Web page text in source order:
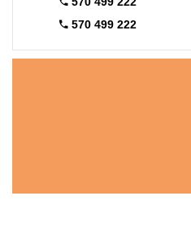
570 499 222